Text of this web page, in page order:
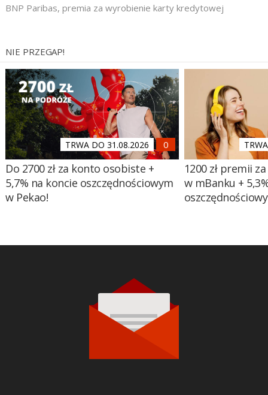
BNP Paribas, premia za wyrobienie karty kredytowej
NIE PRZEGAP!
TRWA DO 31.08.2026
Do 2700 zł za konto osobiste +
5,7% na koncie oszczędnościowym
w Pekao!
1200 zł premii
w mBanku +